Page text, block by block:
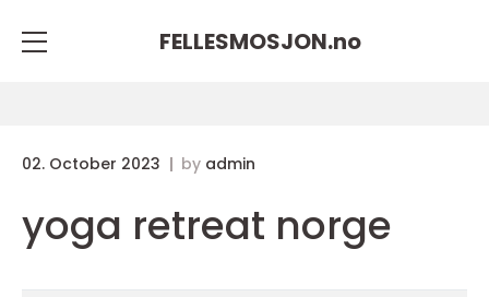
FELLESMOSJON.no
02. October 2023 by admin
yoga retreat norge